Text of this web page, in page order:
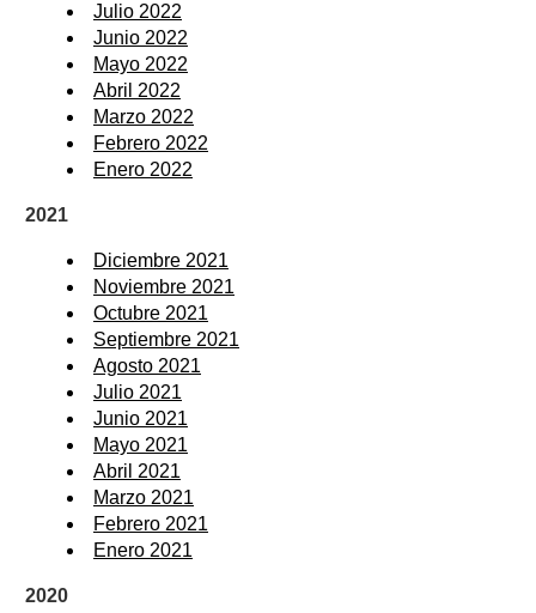
Julio 2022
Junio 2022
Mayo 2022
Abril 2022
Marzo 2022
Febrero 2022
Enero 2022
2021
Diciembre 2021
Noviembre 2021
Octubre 2021
Septiembre 2021
Agosto 2021
Julio 2021
Junio 2021
Mayo 2021
Abril 2021
Marzo 2021
Febrero 2021
Enero 2021
2020